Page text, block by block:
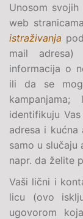
Unosom
web
istraživanja
mail adresa)
informacija o
ili da se
identifikuju
adresa i
samo u slučaju
napr. da želite
Vaši lični i
licu (ovo
ugovorom